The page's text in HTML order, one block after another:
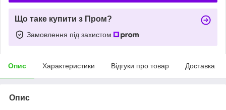
Що таке купити з Пром?
Замовлення під захистом
Опис Характеристики Відгуки про товар Доставка
Опис